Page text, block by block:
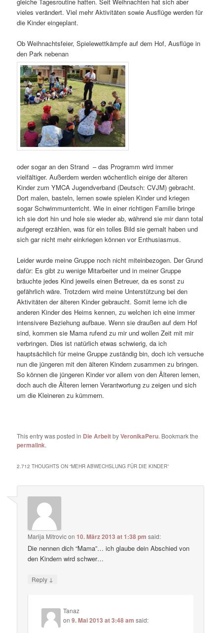
gleiche Tagesroutine hatten. Seit Weihnachten hat sich aber
vieles verändert. Viel mehr Aktivitäten sowie Ausflüge werden für
die Kinder eingeplant.
Ob Weihnachtsfeier, Spielewettkämpfe auf dem Hof, Ausflüge in
den Park nebenan
oder sogar an den Strand – das Programm wird immer
vielfältiger. Außerdem werden wöchentlich einige der älteren
Kinder zum YMCA Jugendverband (Deutsch: CVJM) gebracht.
Dort malen, basteln, lernen sowie spielen Kinder und kriegen
sogar Schwimmunterricht. Wie in einer richtigen Familie bringe
ich sie dort hin und hole sie wieder ab, während sie mir dann total
aufgeregt erzählen, was für ein tolles Bild sie gemalt haben und
sich gar nicht mehr einkriegen können vor Enthusiasmus.
Leider wurde meine Gruppe noch nicht miteinbezogen. Der Grund
dafür: Es gibt zu wenige Mitarbeiter und in meiner Gruppe
bräuchte jedes Kind jeweils einen Betreuer, da es sonst zu
gefährlich wäre. Trotzdem wird meine Unterstützung bei den
Aktivitäten der älteren Kinder gebraucht. Somit lerne ich die
anderen Kinder des Heims kennen, zu welchen ich eine immer
intensivere Beziehung aufbaue. Wenn sie draußen auf dem Hof
sind, kommen sie Mama rufend zu mir und wollen Zeit mit mir
verbringen. Dies ist natürlich etwas schwierig, da ich
hauptsächlich für meine Gruppe zuständig bin, doch ich versuche
nun die jüngeren mit den älteren Kindern zusammen zu bringen.
So können die jüngeren Kinder vor allem von den Älteren lernen,
doch auch die Älteren lernen Verantwortung zu zeigen und sich
um die Kleineren zu kümmern.
This entry was posted in Die ArbeitbyVeronikaPeru. Bookmark the
permalink.
2.712 THOUGHTS ON “MEHR ABWECHSLUNG FÜR DIE KINDER”
Marija Mitrovicon10. März 2013 at 1:38 pm said:
Die nennen dich “Mama”… ich glaube dein Abschied von
den Kindern wird schwer…
Reply ↓
Tanaz
on9. Mai 2013 at 3:48 am said: